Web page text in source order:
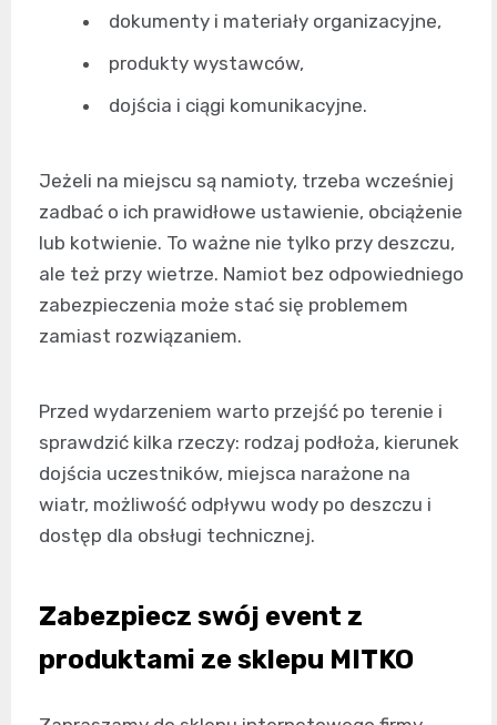
dokumenty i materiały organizacyjne,
produkty wystawców,
dojścia i ciągi komunikacyjne.
Jeżeli na miejscu są namioty, trzeba wcześniej
zadbać o ich prawidłowe ustawienie, obciążenie
lub kotwienie. To ważne nie tylko przy deszczu,
ale też przy wietrze. Namiot bez odpowiedniego
zabezpieczenia może stać się problemem
zamiast rozwiązaniem.
Przed wydarzeniem warto przejść po terenie i
sprawdzić kilka rzeczy: rodzaj podłoża, kierunek
dojścia uczestników, miejsca narażone na
wiatr, możliwość odpływu wody po deszczu i
dostęp dla obsługi technicznej.
Zabezpiecz swój event z
produktami ze sklepu MITKO